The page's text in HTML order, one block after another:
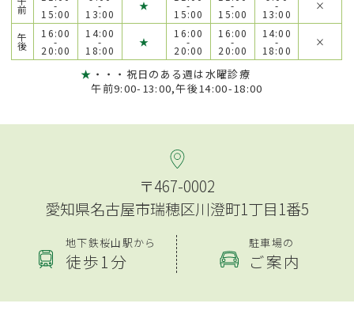
前 -
15:00
-
13:00
★ -
15:00
-
15:00
-
13:00
×
午
後
16:00
-
20:00
14:00
-
18:00
★
16:00
-
20:00
16:00
-
20:00
14:00
-
18:00
×
★ ・・・祝日のある週は水曜診療
午前9:00-13:00,午後14:00-18:00
〒467-0002
愛知県名古屋市瑞穂区川澄町1丁目1番5
地下鉄桜山駅から
徒歩1分
駐車場の
ご案内